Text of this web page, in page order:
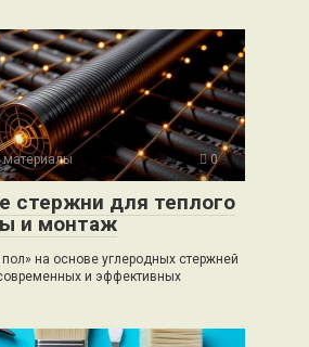
материалы 0
стержни для теплого
и монтаж
на основе углеродных стержней
и эффективных